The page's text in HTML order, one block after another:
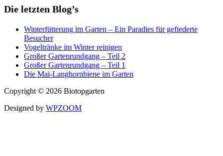
Die letzten Blog’s
Winterfütterung im Garten – Ein Paradies für gefiederte
Besucher
Vogeltränke im Winter reinigen
Großer Gartenrundgang – Teil 2
Großer Gartenrundgang – Teil 1
Die Mai-Langhornbiene im Garten
Copyright © 2026 Biotopgarten
Designed by WPZOOM